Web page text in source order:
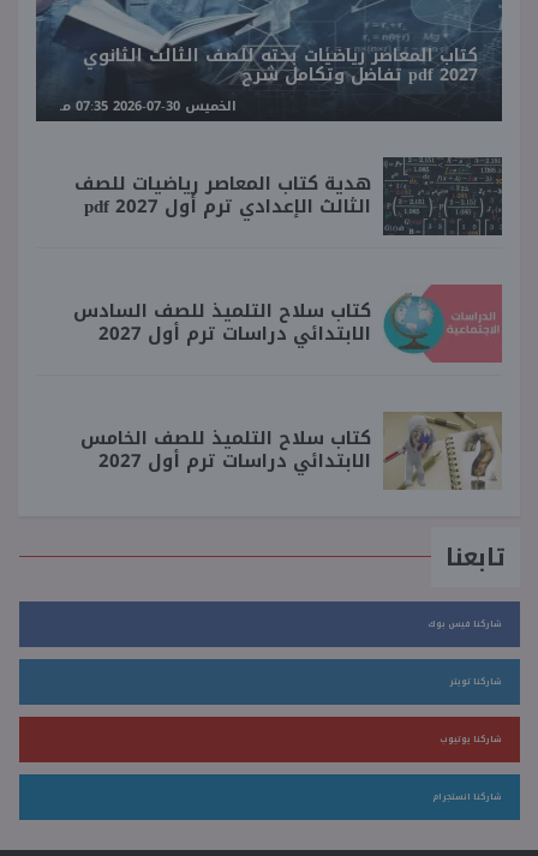
كتاب المعاصر رياضيات بحته للصف الثالث الثانوي
2027 pdf تفاضل وتكامل شرح
الخميس 30-07-2026 07:35 مـ
هدية كتاب المعاصر رياضيات للصف
الثالث الإعدادي ترم أول 2027 pdf
كتاب سلاح التلميذ للصف السادس
الابتدائي دراسات ترم أول 2027
كتاب سلاح التلميذ للصف الخامس
الابتدائي دراسات ترم أول 2027
تابعنا
شاركنا فيس بوك
شاركنا تويتر
شاركنا يوتيوب
شاركنا انستجرام